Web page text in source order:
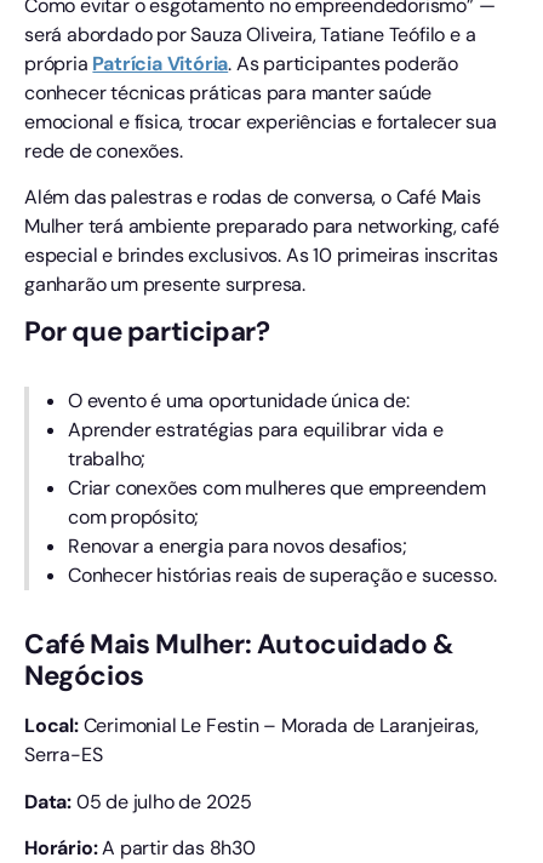
será abordado por Sauza Oliveira, Tatiane Teófilo e a
própria Patrícia Vitória. As participantes poderão
conhecer técnicas práticas para manter saúde
emocional e física, trocar experiências e fortalecer sua
rede de conexões.
Além das palestras e rodas de conversa, o Café Mais
Mulher terá ambiente preparado para networking, café
especial e brindes exclusivos. As 10 primeiras inscritas
ganharão um presente surpresa.
Por que participar?
O evento é uma oportunidade única de:
Aprender estratégias para equilibrar vida e
trabalho;
Criar conexões com mulheres que empreendem
com propósito;
Renovar a energia para novos desafios;
Conhecer histórias reais de superação e sucesso.
Café Mais Mulher: Autocuidado &
Negócios
Local:Cerimonial Le Festin – Morada de Laranjeiras,
Serra-ES
Data:05 de julho de 2025
Horário:A partir das 8h30